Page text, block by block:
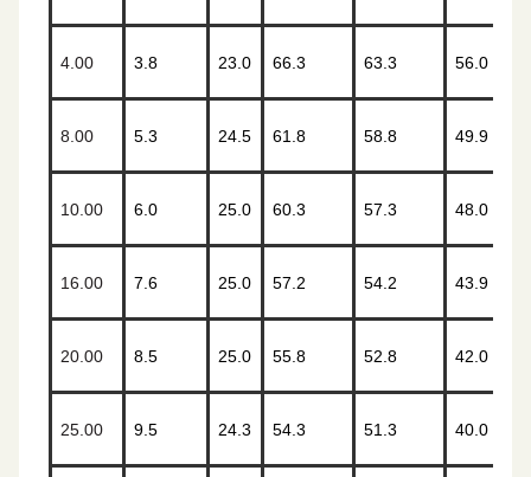
4.00 3.8 23.0 66.3 63.3 56.0
8.00 5.3 24.5 61.8 58.8 49.9
10.00 6.0 25.0 60.3 57.3 48.0
16.00 7.6 25.0 57.2 54.2 43.9
20.00 8.5 25.0 55.8 52.8 42.0
25.00 9.5 24.3 54.3 51.3 40.0